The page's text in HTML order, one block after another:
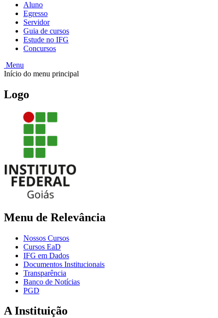
Aluno
Egresso
Servidor
Guia de cursos
Estude no IFG
Concursos
Menu
Início do menu principal
Logo
Menu de Relevância
Nossos Cursos
Cursos EaD
IFG em Dados
Documentos Institucionais
Transparência
Banco de Notícias
PGD
A Instituição